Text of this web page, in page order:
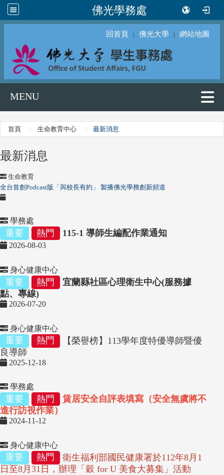
佛光學務處
回首頁 ｜ 佛光大學 ｜ 網站地圖
MENU
首頁 生命教育中心 最新消息
最新消息
生命教育
全台首創Podcast版「與校長有約」 製播佛光學務創新頻道
學務處
重要 熱門 115-1 導師生編配作業通知
2026-08-03
身心健康中心
重要 熱門
宜蘭縣社區心理衛生中心(服務據
點、專線)
2026-07-20
身心健康中心
重要 熱門
【榮譽榜】113學年度特優導師暨優
良導師
2025-12-18
學務處
重要 熱門
賃居安全自評表填寫（安全無虞將不
進行訪視作業）
2024-11-12
身心健康中心
重要 熱門
衛生福利部國民健康署於112年8月1
日至8月31日，辦理「穀 for U 美食大募集」活動